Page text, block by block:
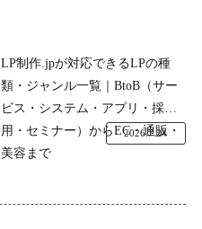
LP制作.jpが対応できるLPの種
類・ジャンル一覧｜BtoB（サー
ビス・システム・アプリ・採
用・セミナー）からEC・通販・
美容まで
2026.7.24